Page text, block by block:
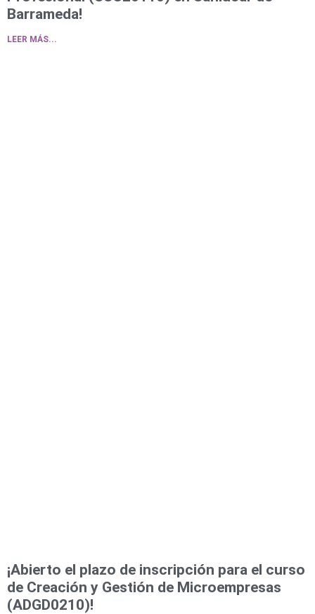
Barrameda!
LEER MÁS...
¡Abierto el plazo de inscripción para el curso
de Creación y Gestión de Microempresas
(ADGD0210)!